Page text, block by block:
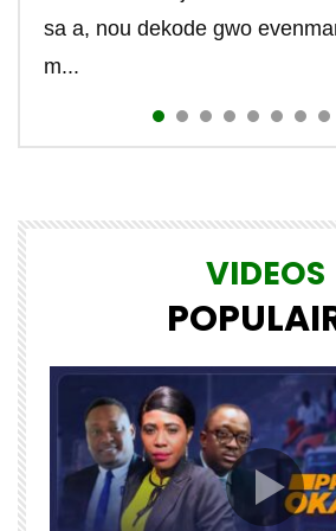
sa a, nou dekode gwo
m...
VIDEOS